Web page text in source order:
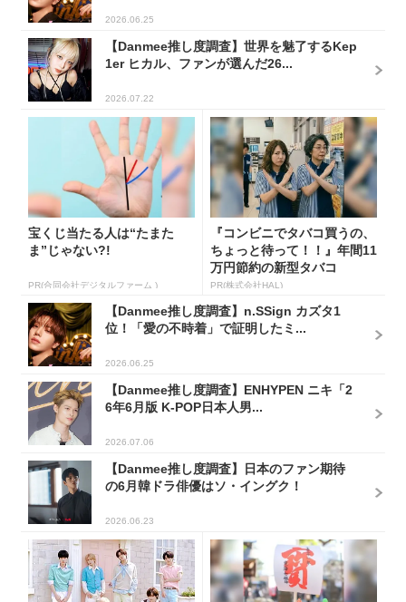
2026.06.25
【Danmee推し度調査】世界を魅了するKep
1er ヒカル、ファンが選んだ26...
2026.07.22
宝くじ当たる人は“たまた
ま”じゃない?!
PR(合同会社デジタルファーム )
『コンビニでタバコ買うの、
ちょっと待って！！』年間11
万円節約の新型タバコ
PR(株式会社HAL)
【Danmee推し度調査】n.SSign カズタ1
位！「愛の不時着」で証明したミ...
2026.06.25
【Danmee推し度調査】ENHYPEN ニキ「2
6年6月版 K-POP日本人男...
2026.07.06
【Danmee推し度調査】日本のファン期待
の6月韓ドラ俳優はソ・イングク！
2026.06.23